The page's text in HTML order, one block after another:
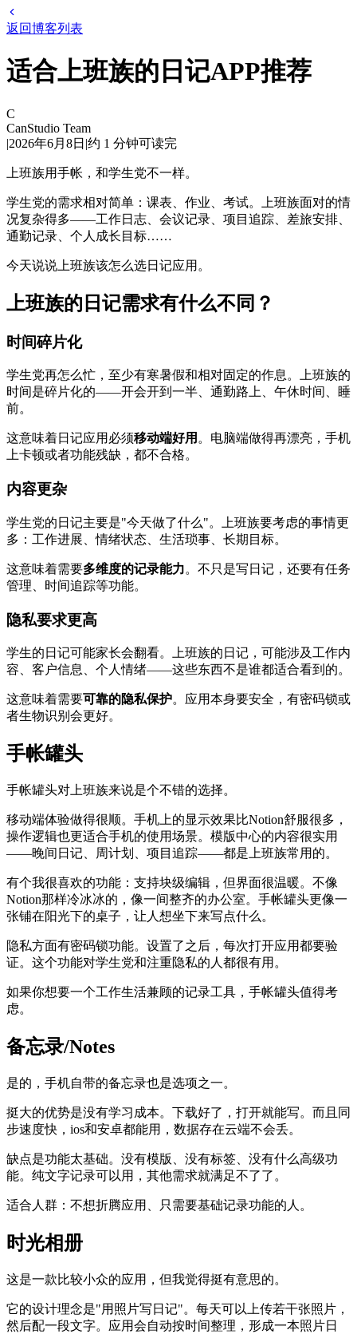
返回博客列表
适合上班族的日记APP推荐
C
CanStudio Team
|2026年6月8日 |约 1 分钟可读完
上班族用手帐，和学生党不一样。
学生党的需求相对简单：课表、作业、考试。上班族面对的情
况复杂得多——工作日志、会议记录、项目追踪、差旅安排、
通勤记录、个人成长目标……
今天说说上班族该怎么选日记应用。
上班族的日记需求有什么不同？
时间碎片化
学生党再怎么忙，至少有寒暑假和相对固定的作息。上班族的
时间是碎片化的——开会开到一半、通勤路上、午休时间、睡
前。
这意味着日记应用必须移动端好用 。电脑端做得再漂亮，手机
上卡顿或者功能残缺，都不合格。
内容更杂
学生党的日记主要是"今天做了什么"。上班族要考虑的事情更
多：工作进展、情绪状态、生活琐事、长期目标。
这意味着需要多维度的记录能力。不只是写日记，还要有任务
管理、时间追踪等功能。
隐私要求更高
学生的日记可能家长会翻看。上班族的日记，可能涉及工作内
容、客户信息、个人情绪——这些东西不是谁都适合看到的。
这意味着需要可靠的隐私保护。应用本身要安全，有密码锁或
者生物识别会更好。
手帐罐头
手帐罐头对上班族来说是个不错的选择。
移动端体验做得很顺。手机上的显示效果比Notion舒服很多，
操作逻辑也更适合手机的使用场景。模版中心的内容很实用
——晚间日记、周计划、项目追踪——都是上班族常用的。
有个我很喜欢的功能：支持块级编辑，但界面很温暖。不像
Notion那样冷冰冰的，像一间整齐的办公室。手帐罐头更像一
张铺在阳光下的桌子，让人想坐下来写点什么。
隐私方面有密码锁功能。设置了之后，每次打开应用都要验
证。这个功能对学生党和注重隐私的人都很有用。
如果你想要一个工作生活兼顾的记录工具，手帐罐头值得考
虑。
备忘录/Notes
是的，手机自带的备忘录也是选项之一。
挺大的优势是没有学习成本。下载好了，打开就能写。而且同
步速度快，ios和安卓都能用，数据存在云端不会丢。
缺点是功能太基础。没有模版、没有标签、没有什么高级功
能。纯文字记录可以用，其他需求就满足不了了。
适合人群：不想折腾应用、只需要基础记录功能的人。
时光相册
这是一款比较小众的应用，但我觉得挺有意思的。
它的设计理念是"用照片写日记"。每天可以上传若干张照片，
然后配一段文字。应用会自动按时间整理，形成一本照片日